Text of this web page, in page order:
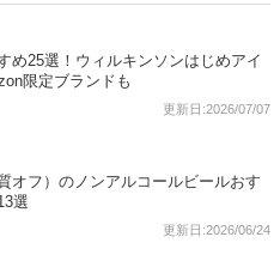
め25選！ウィルキンソンはじめアイ
限定ブランドも
更新日:2026/07/07
オフ）のノンアルコールビールおす
選
更新日:2026/06/24